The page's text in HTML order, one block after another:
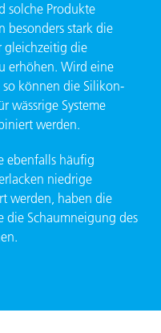
solche Produkte
besonders stark die
gleichzeitig die
erhöhen. Wird eine
so können die Silikon­
wässrige Systeme
werden.
ebenfalls häufig
niedrige
werden, haben die
die Schaumneigung des